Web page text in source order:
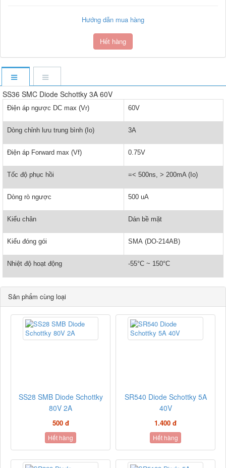
Hướng dẫn mua hàng
Hết hàng
SS36 SMC Diode Schottky 3A 60V
Điện áp ngược DC max (Vr) 60V
Dòng chỉnh lưu trung bình (Io) 3A
Điện áp Forward max (Vf) 0.75V
Tốc độ phục hồi =< 500ns, > 200mA (Io)
Dòng rò ngược 500 uA
Kiểu chân Dán bề mặt
Kiểu đóng gói SMA (DO-214AB)
Nhiệt độ hoạt động -55°C ~ 150°C
Sản phẩm cùng loại
SS28 SMB Diode Schottky
80V 2A
500 đ
Hết hàng
SR540 Diode Schottky 5A
40V
1.400 đ
Hết hàng